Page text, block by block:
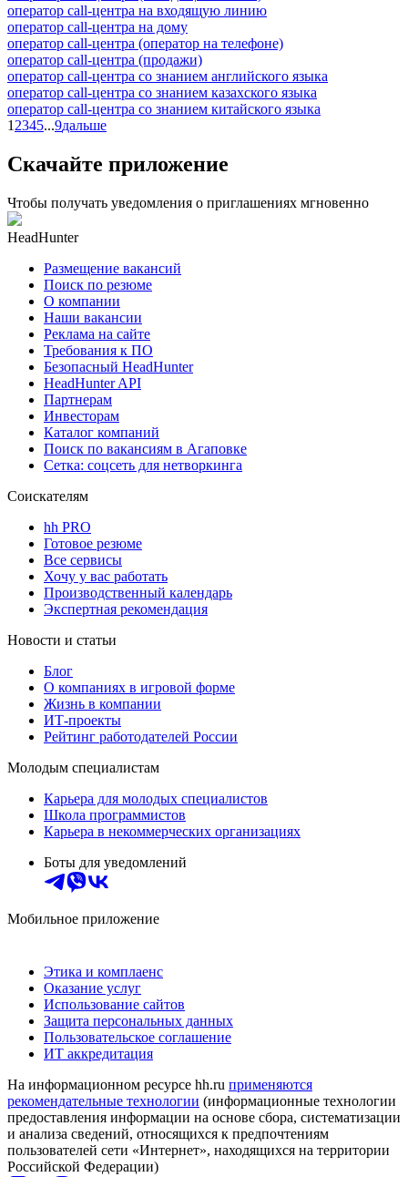
оператор call-центра на входящую линию
оператор call-центра на дому
оператор call-центра (оператор на телефоне)
оператор call-центра (продажи)
оператор call-центра со знанием английского языка
оператор call-центра со знанием казахского языка
оператор call-центра со знанием китайского языка
1 2345...9дальше
Скачайте приложение
Чтобы получать уведомления о приглашениях мгновенно
HeadHunter
Размещение вакансий
Поиск по резюме
О компании
Наши вакансии
Реклама на сайте
Требования к ПО
Безопасный HeadHunter
HeadHunter API
Партнерам
Инвесторам
Каталог компаний
Поиск по вакансиям в Агаповке
Сетка: соцсеть для нетворкинга
Соискателям
hh PRO
Готовое резюме
Все сервисы
Хочу у вас работать
Производственный календарь
Экспертная рекомендация
Новости и статьи
Блог
О компаниях в игровой форме
Жизнь в компании
ИТ-проекты
Рейтинг работодателей России
Молодым специалистам
Карьера для молодых специалистов
Школа программистов
Карьера в некоммерческих организациях
Боты для уведомлений
Мобильное приложение
Этика и комплаенс
Оказание услуг
Использование сайтов
Защита персональных данных
Пользовательское соглашение
ИТ аккредитация
На информационном ресурсе hh.ru применяются
рекомендательные технологии (информационные технологии
предоставления информации на основе сбора, систематизации
и анализа сведений, относящихся к предпочтениям
пользователей сети «Интернет», находящихся на территории
Российской Федерации)